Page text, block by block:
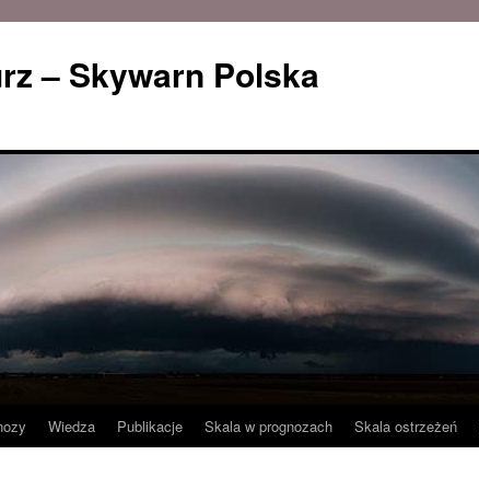
– Skywarn Polska
Wiedza Publikacje Skala w prognozach Skala ostrzeżeń